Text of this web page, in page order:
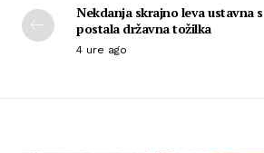
Nekdanja skrajno leva ustavna
postala državna tožilka
4 ure ago